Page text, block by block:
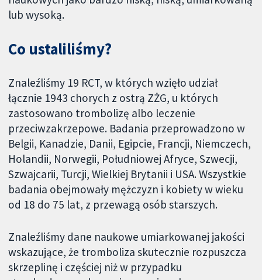
lub wysoką.
Co ustaliliśmy?
Znaleźliśmy 19 RCT, w których wzięło udział
łącznie 1943 chorych z ostrą ZŻG, u których
zastosowano trombolizę albo leczenie
przeciwzakrzepowe. Badania przeprowadzono w
Belgii, Kanadzie, Danii, Egipcie, Francji, Niemczech,
Holandii, Norwegii, Południowej Afryce, Szwecji,
Szwajcarii, Turcji, Wielkiej Brytanii i USA. Wszystkie
badania obejmowały mężczyzn i kobiety w wieku
od 18 do 75 lat, z przewagą osób starszych.
Znaleźliśmy dane naukowe umiarkowanej jakości
wskazujące, że tromboliza skutecznie rozpuszcza
skrzeplinę i częściej niż w przypadku